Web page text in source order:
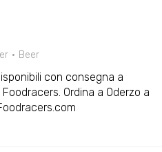
Beer
con consegna a
Ordina a Oderzo a